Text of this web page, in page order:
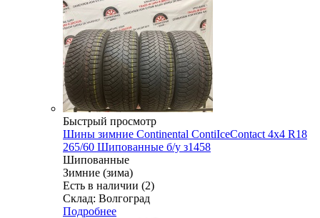
Быстрый просмотр
Шины зимние Continental ContiIceContact 4x4 R18
265/60 Шипованные б/у з1458
Шипованные
Зимние (зима)
Есть в наличии (2)
Склад: Волгоград
Подробнее